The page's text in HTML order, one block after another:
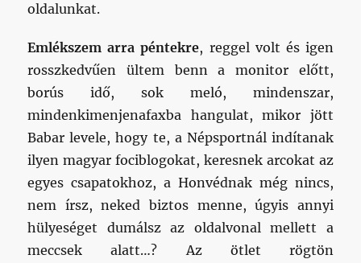
oldalunkat.
Emlékszem arra péntekre, reggel volt és igen
rosszkedvűen ültem benn a monitor előtt,
borús idő, sok meló, mindenszar,
mindenkimenjenafaxba hangulat, mikor jött
Babar levele, hogy te, a Népsportnál indítanak
ilyen magyar fociblogokat, keresnek arcokat az
egyes csapatokhoz, a Honvédnak még nincs,
nem írsz, neked biztos menne, úgyis annyi
hülyeséget dumálsz az oldalvonal mellett a
meccsek alatt…? Az ötlet rögtön